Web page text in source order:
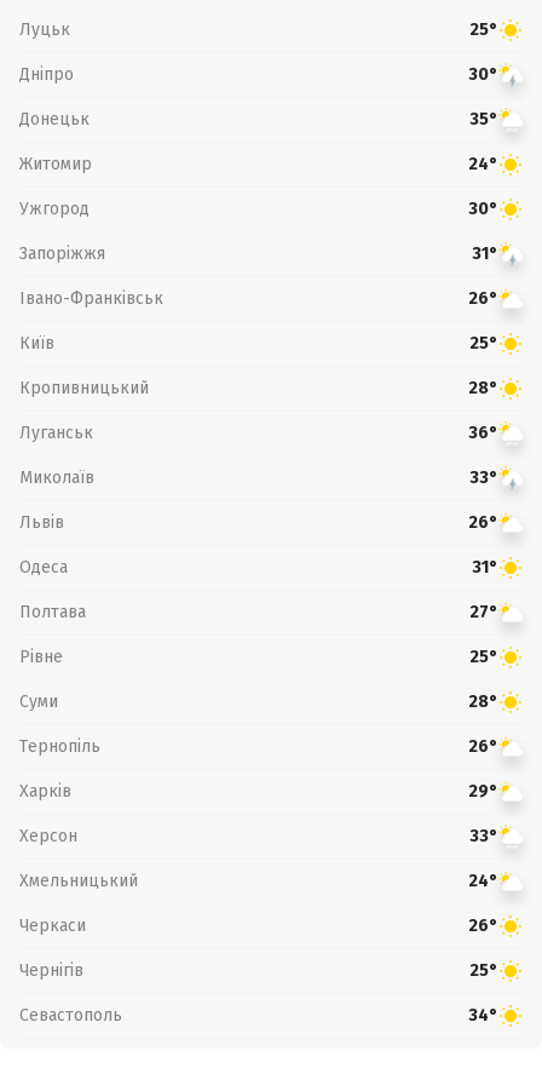
Луцьк 25°
Дніпро 30°
Донецьк 35°
Житомир 24°
Ужгород 30°
Запоріжжя 31°
Івано-Франківськ 26°
Київ 25°
Кропивницький 28°
Луганськ 36°
Миколаїв 33°
Львів 26°
Одеса 31°
Полтава 27°
Рівне 25°
Суми 28°
Тернопіль 26°
Харків 29°
Херсон 33°
Хмельницький 24°
Черкаси 26°
Чернігів 25°
Севастополь 34°